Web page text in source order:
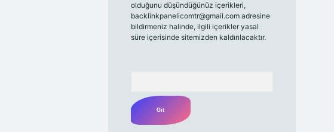
olduğunu düşündüğünüz içerikleri,
backlinkpanelicomtr@gmail.comadresine
bildirmeniz halinde, ilgili içerikler yasal
süre içerisinde sitemizden kaldırılacaktır.